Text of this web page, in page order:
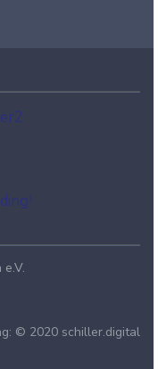
© 2020 schiller.digital